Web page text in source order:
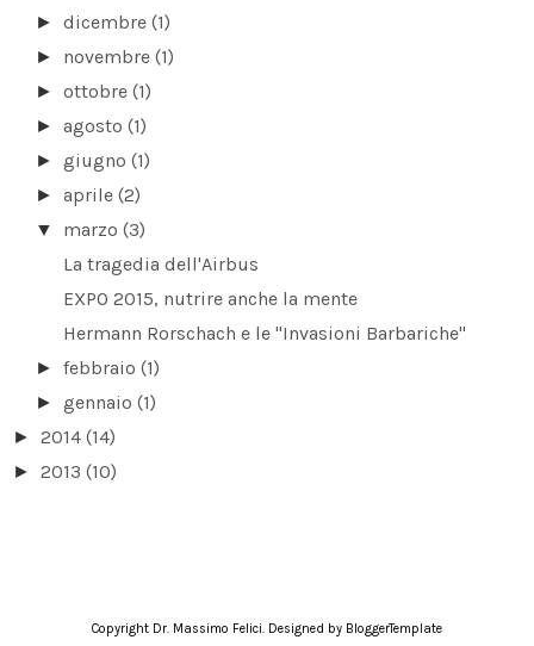
►dicembre (1)
► novembre (1)
►ottobre (1)
►agosto (1)
►giugno (1)
►aprile (2)
▼ marzo (3)
La tragedia dell'Airbus
EXPO 2015, nutrire anche la mente
Hermann Rorschach e le "Invasioni Barbariche"
►febbraio (1)
►gennaio (1)
► 2014 (14)
► 2013 (10)
Copyright Dr. Massimo Felici. Designed by BloggerTemplate